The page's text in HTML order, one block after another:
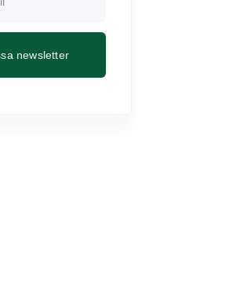
newsletter